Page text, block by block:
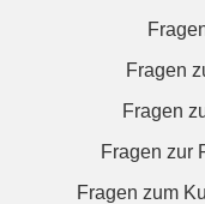
Fragen
Fragen
Fragen zur
Fragen zum